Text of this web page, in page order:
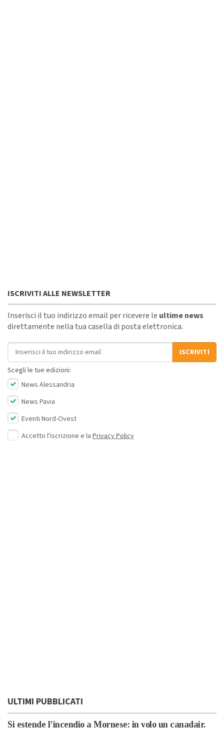
ISCRIVITI ALLE NEWSLETTER
Inserisci il tuo indirizzo email per ricevere le ultime news
direttamente nella tua casella di posta elettronica.
Indirizzo email
ISCRIVITI
Scegli le tue edizioni:
News Alessandria
News Pavia
Eventi Nord-Ovest
Accetto l'iscrizione e la Privacy Policy
ULTIMI PUBBLICATI
Si estende l’incendio a Mornese: in volo un canadair.